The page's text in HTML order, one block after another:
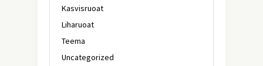
Kasvisruoat
Liharuoat
Teema
Uncategorized